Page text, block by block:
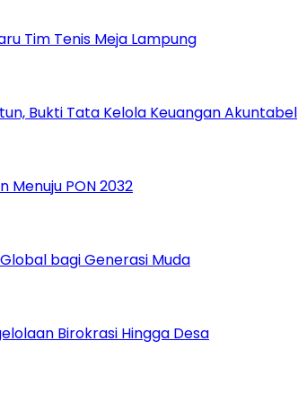
Tim Tenis Meja Lampung
Bukti Tata Kelola Keuangan Akuntabel
PON 2032
bagi Generasi Muda
Birokrasi Hingga Desa